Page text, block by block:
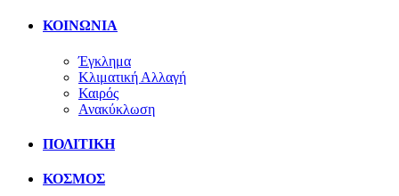
ΚΟΙΝΩΝΙΑ
Έγκλημα
Κλιματική Αλλαγή
Καιρός
Ανακύκλωση
ΠΟΛΙΤΙΚΗ
ΚΟΣΜΟΣ